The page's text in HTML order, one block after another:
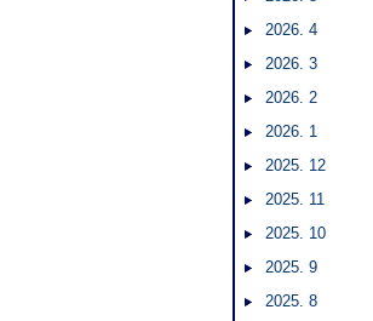
2026. 4
2026. 3
2026. 2
2026. 1
2025. 12
2025. 11
2025. 10
2025. 9
2025. 8